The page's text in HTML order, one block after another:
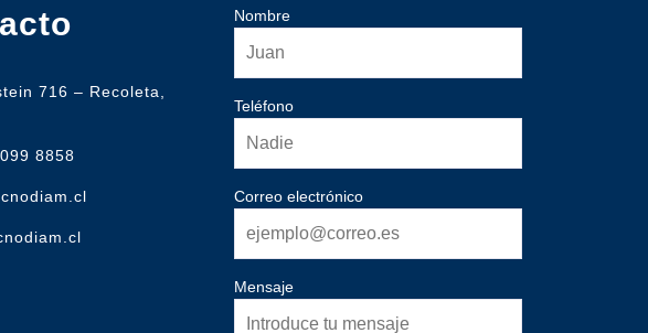
716 – Recoleta,
8858
Nombre
Teléfono
Correo electrónico
Mensaje